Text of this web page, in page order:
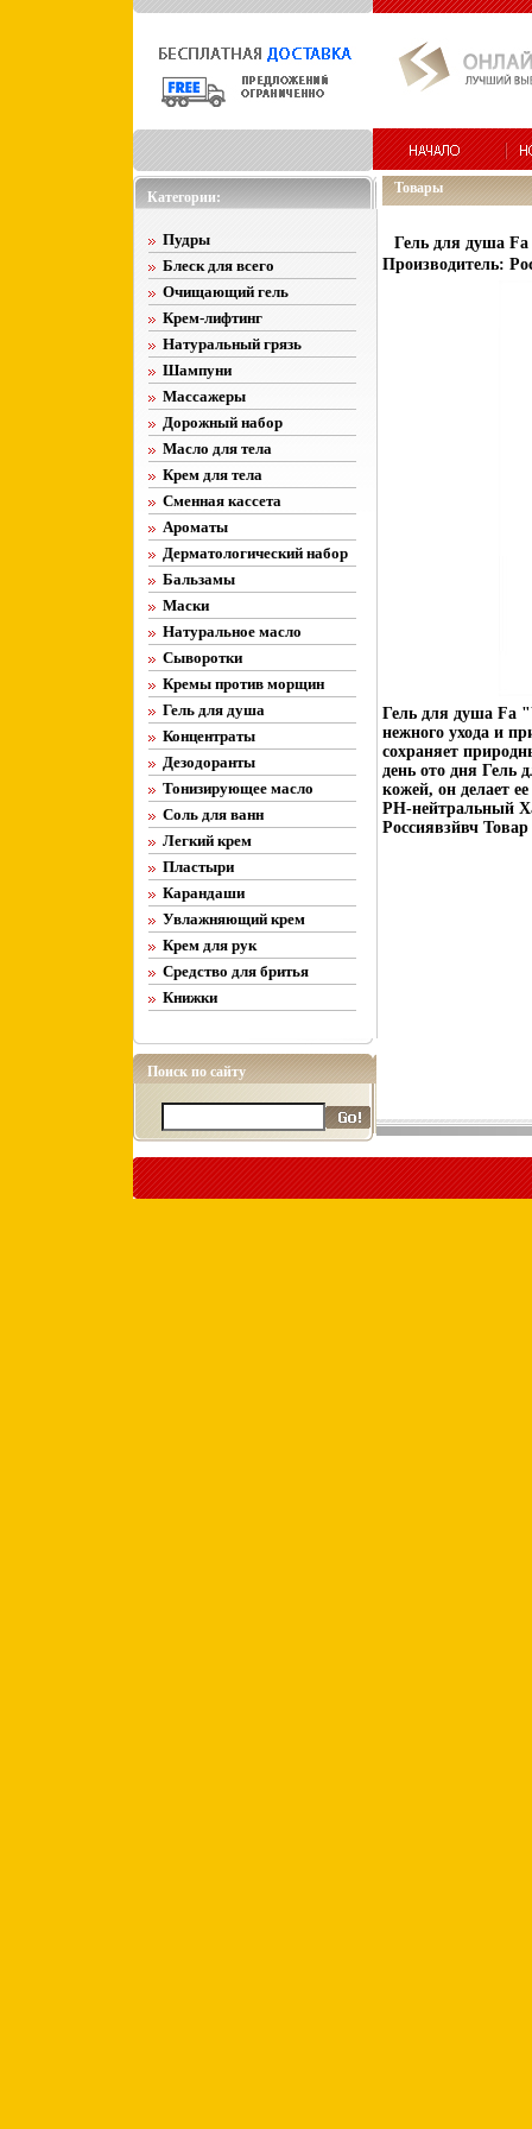
Категории:
Пудры
Блеск для всего
Очищающий гель
Крем-лифтинг
Натуральный грязь
Шампуни
Массажеры
Дорожный набор
Масло для тела
Крем для тела
Сменная кассета
Ароматы
Дерматологический набор
Бальзамы
Маски
Натуральное масло
Сыворотки
Кремы против морщин
Гель для душа
Концентраты
Дезодоранты
Тонизирующее масло
Соль для ванн
Легкий крем
Пластыри
Карандаши
Увлажняющий крем
Крем для рук
Средство для бритья
Книжки
Поиск по сайту
Товары
Гель для душа
Производитель:
Гель для душа Fa
нежного ухода и
сохраняет
день ото дня Гель
кожей, он делает
РН-нейтральный
Россиявзйвч